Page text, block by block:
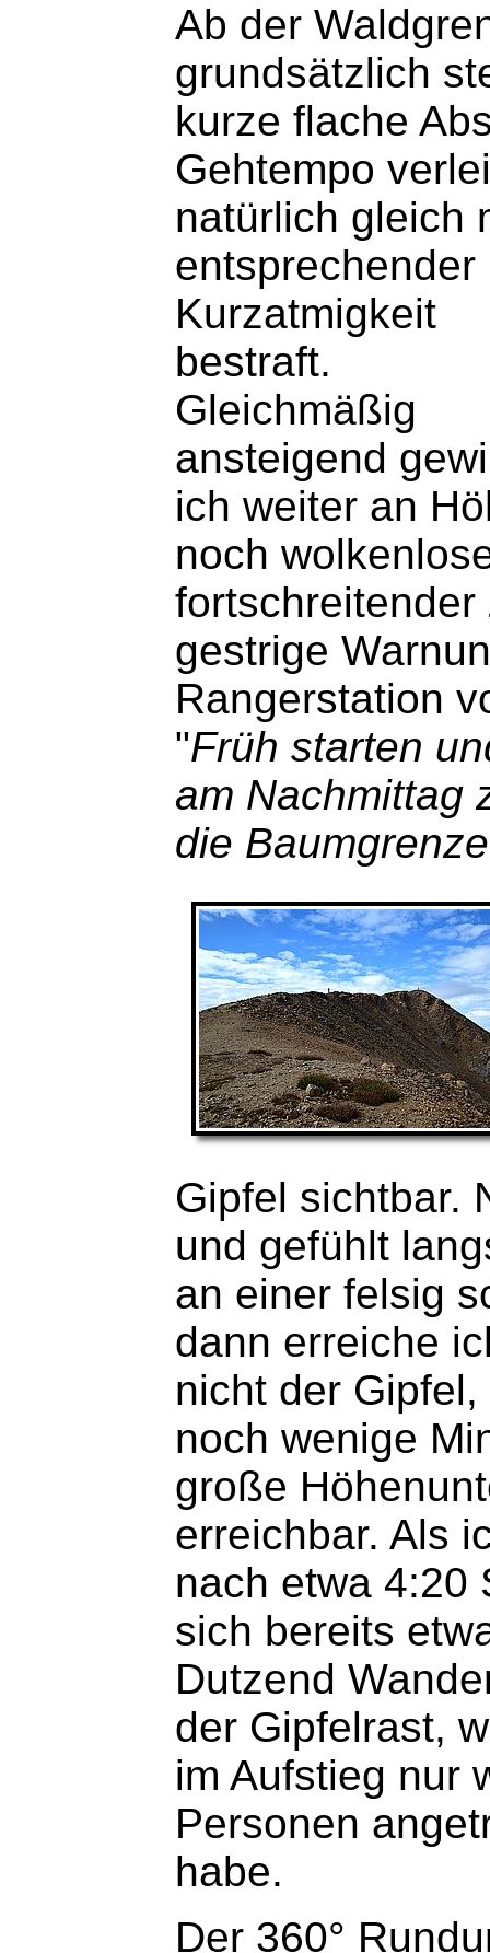
Ab der
grundsätzlich
kurze flache
Gehtempo
natürlich gleich
entsprechender
Kurzatmigkeit
bestraft.
Gleichmäßig
ansteigend
ich weiter an
noch
fortschreitender
gestrige
Rangerstation
"Früh starten
am Nachmittag
die
Gipfel sichtbar.
und gefühlt
an einer felsig
dann erreiche
nicht der
noch wenige
große
erreichbar. Als
nach etwa 4:20
sich bereits
Dutzend
der Gipfelrast,
im Aufstieg nur
Personen
habe.
Der 360°